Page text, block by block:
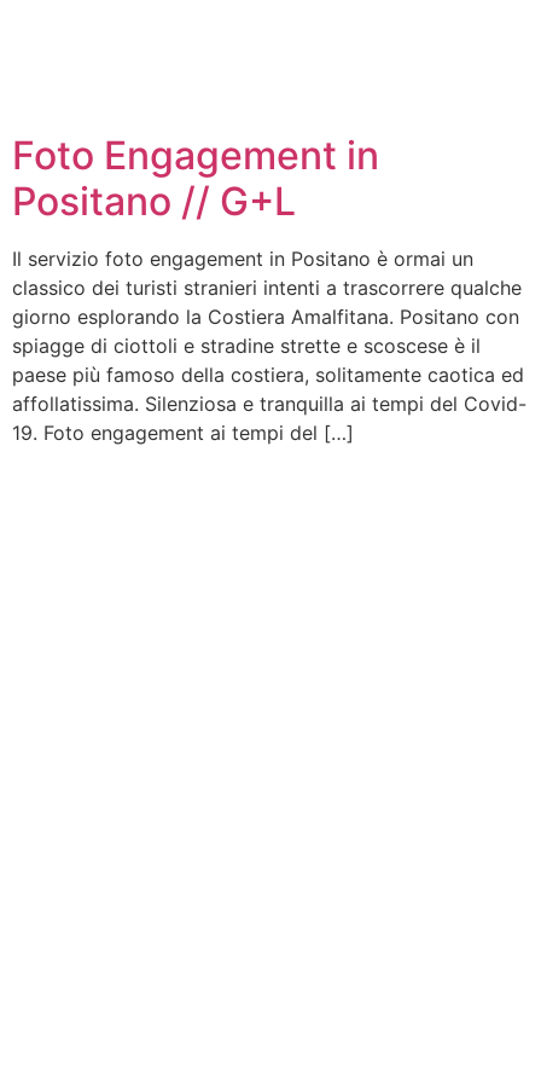
Foto Engagement in
Positano // G+L
Il servizio foto engagement in Positano è ormai un
classico dei turisti stranieri intenti a trascorrere qualche
giorno esplorando la Costiera Amalfitana. Positano con
spiagge di ciottoli e stradine strette e scoscese è il
paese più famoso della costiera, solitamente caotica ed
affollatissima. Silenziosa e tranquilla ai tempi del Covid-
19. Foto engagement ai tempi del […]